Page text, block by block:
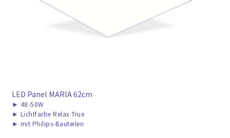
► ZAHLARTEN
► VERSANDARTEN
LED Panel MARIA 62cm
► 48-50W
► Lichtfarbe Relax True
► mit Philips-Bauteilen